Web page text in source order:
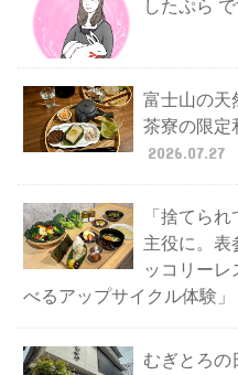
したぷら で
富士山の天
茶寮の限定
2026.07.27
「捨てら
主役に。表
ッコリーレ
べるアップサイクル体験」
むぎとろの